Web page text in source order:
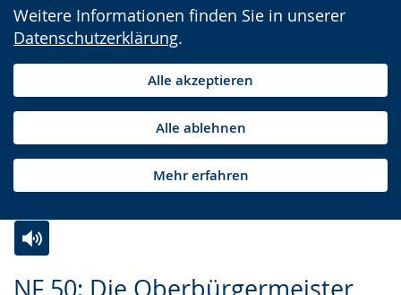
Weitere Informationen finden Sie in unserer
Datenschutzerklärung.
Alle akzeptieren
Alle ablehnen
Mehr erfahren